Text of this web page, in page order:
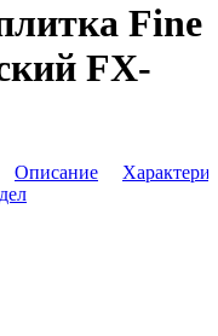
Fine
FX-
Описание